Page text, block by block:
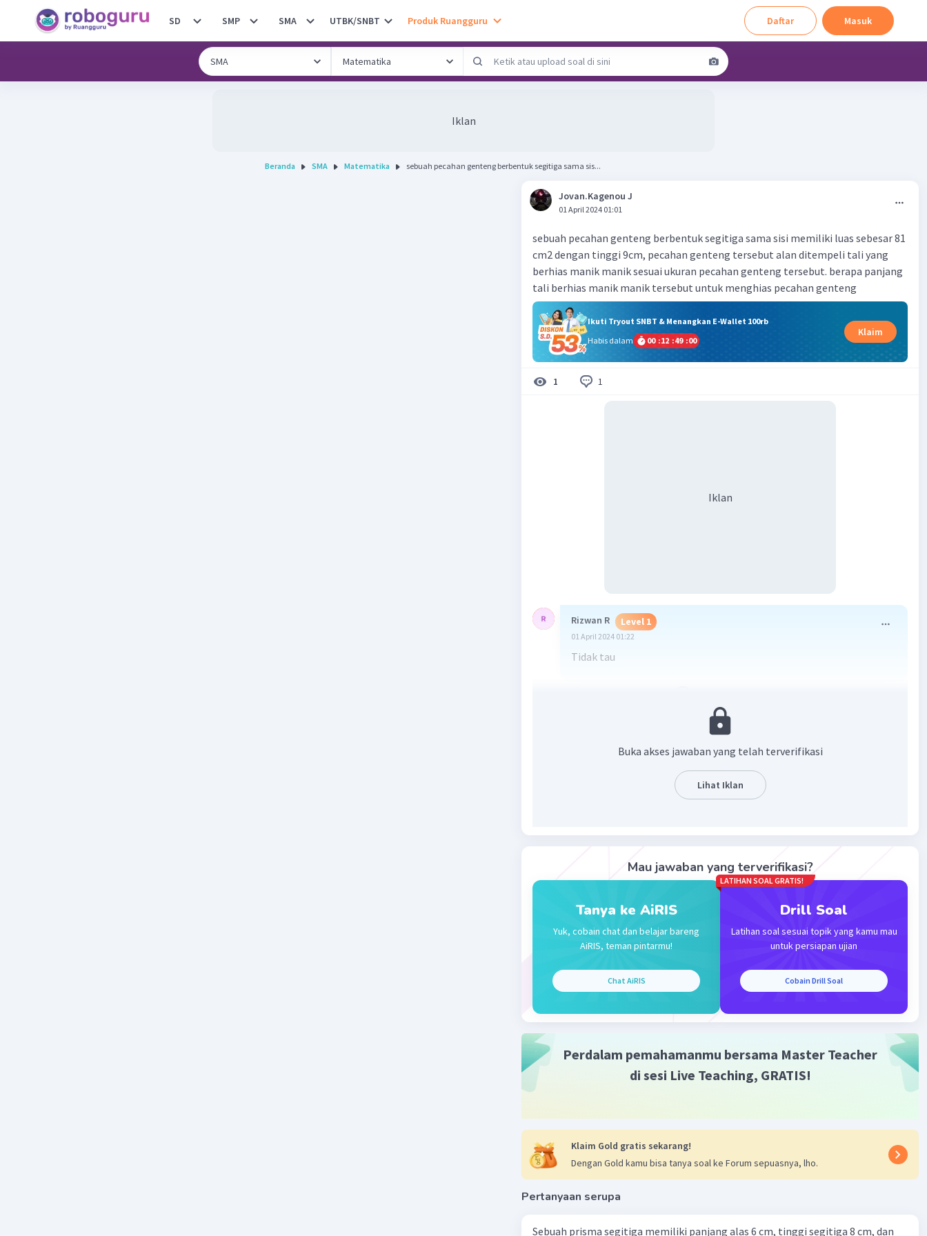
SD SMP SMA UTBK/SNBT Produk Ruangguru Daftar Masuk
Iklan
Beranda SMA Matematika sebuah pecahan genteng berbentuk segitiga sama sis...
Jovan.Kagenou J
01 April 2024 01:01
sebuah pecahan genteng berbentuk segitiga sama sisi memiliki luas sebesar 81
cm2 dengan tinggi 9cm, pecahan genteng tersebut alan ditempeli tali yang
berhias manik manik sesuai ukuran pecahan genteng tersebut. berapa panjang
tali berhias manik manik tersebut untuk menghias pecahan genteng
Ikuti Tryout SNBT & Menangkan E-Wallet 100rb
Habis dalam
00 :12 :48 :59
Klaim
1 1
Iklan
Rizwan R Level 1
01 April 2024 01:22
Tidak tau
Buka akses jawaban yang telah terverifikasi
Lihat Iklan
Mau jawaban yang terverifikasi?
Tanya ke AiRIS
Yuk, cobain chat dan belajar bareng
AiRIS, teman pintarmu!
Chat AiRIS
LATIHAN SOAL GRATIS!
Drill Soal
Latihan soal sesuai topik yang kamu mau
untuk persiapan ujian
Cobain Drill Soal
Perdalam pemahamanmu bersama Master Teacher
di sesi Live Teaching, GRATIS!
Klaim Gold gratis sekarang!
Dengan Gold kamu bisa tanya soal ke Forum sepuasnya, lho.
Pertanyaan serupa
Sebuah prisma segitiga memiliki panjang alas 6 cm, tinggi segitiga 8 cm, dan